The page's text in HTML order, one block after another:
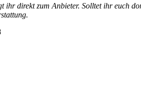
direkt zum Anbieter. Solltet ihr euch